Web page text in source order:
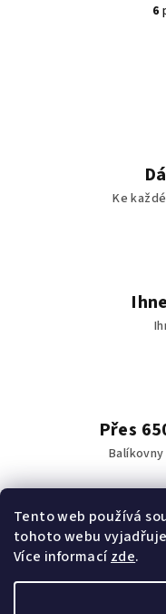
Tento web používá
tohoto webu
Více informacízde.
6
Ke
Přes
Vše